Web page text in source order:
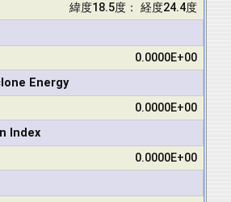
緯度18.5度： 経度24.4度
0.0000E+00
Energy
0.0000E+00
Index
0.0000E+00